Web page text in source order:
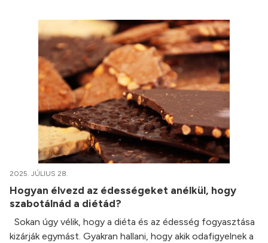
2025. JÚLIUS 28.
Hogyan élvezd az édességeket anélkül, hogy
szabotálnád a diétád?
Sokan úgy vélik, hogy a diéta és az édesség fogyasztása
kizárják egymást. Gyakran hallani, hogy akik odafigyelnek a